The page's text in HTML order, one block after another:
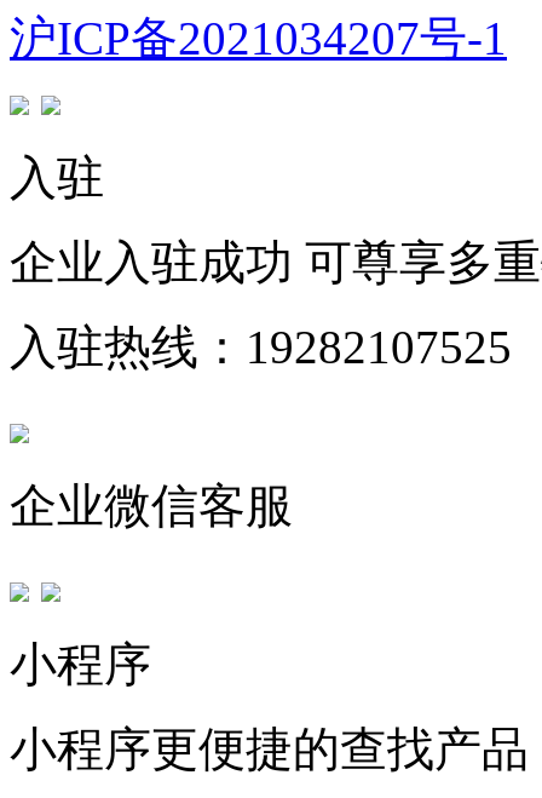
沪ICP备2021034207号-1
入驻
企业入驻成功 可尊享多
入驻热线：19282107525
企业微信客服
小程序
小程序更便捷的查找产品